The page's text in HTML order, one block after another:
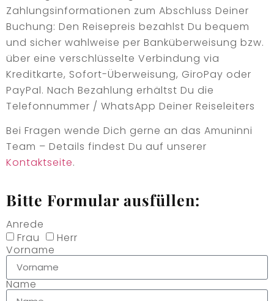
Zahlungsinformationen zum Abschluss Deiner
Buchung: Den Reisepreis bezahlst Du bequem
und sicher wahlweise per Banküberweisung bzw.
über eine verschlüsselte Verbindung via
Kreditkarte, Sofort-Überweisung, GiroPay oder
PayPal. Nach Bezahlung erhältst Du die
Telefonnummer / WhatsApp Deiner Reiseleiters
Bei Fragen wende Dich gerne an das Amuninni
Team – Details findest Du auf unserer
Kontaktseite.
Bitte Formular ausfüllen:
Anrede
Frau
Herr
Vorname
Name